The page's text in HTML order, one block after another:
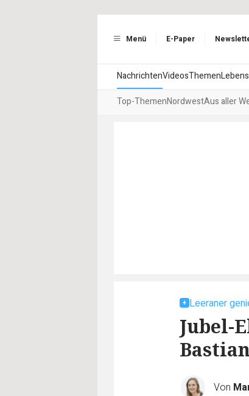
Menü E-Paper
NachrichtenVideosThemen
Top-ThemenNordwestAus aller
Leeraner
Jubel-
Von